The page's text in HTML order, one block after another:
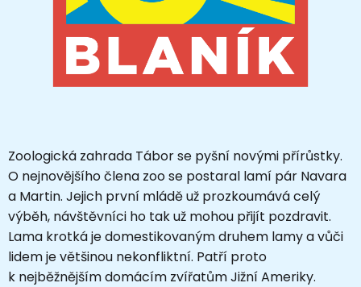
Zoologická zahrada Tábor se pyšní novými přírůstky.
O nejnovějšího člena zoo se postaral lamí pár Navara
a Martin. Jejich první mládě už prozkoumává celý
výběh, návštěvníci ho tak už mohou přijít pozdravit.
Lama krotká je domestikovaným druhem lamy a vůči
lidem je většinou nekonfliktní. Patří proto
k nejběžnějším domácím zvířatům Jižní Ameriky.